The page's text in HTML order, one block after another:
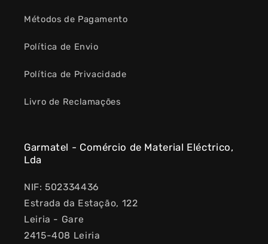
Métodos de Pagamento
Política de Envio
Política de Privacidade
Livro de Reclamações
Garmatel - Comércio de Material Eléctrico,
Lda
NIF: 502334436
Estrada da Estação, 122
Leiria - Gare
2415-408 Leiria